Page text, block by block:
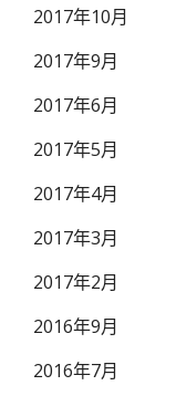
2017年10月
2017年9月
2017年6月
2017年5月
2017年4月
2017年3月
2017年2月
2016年9月
2016年7月